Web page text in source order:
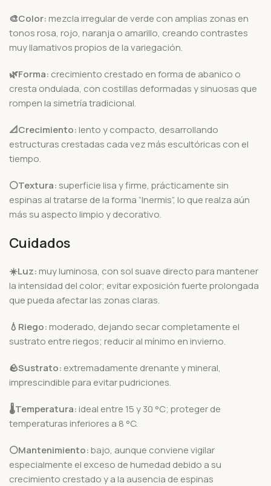
🎨Color: mezcla irregular de verde con amplias zonas en
tonos rosa, rojo, naranja o amarillo, creando contrastes
muy llamativos propios de la variegación.
🌿Forma: crecimiento crestado en forma de abanico o
cresta ondulada, con costillas deformadas y sinuosas que
rompen la simetría tradicional.
📐Crecimiento: lento y compacto, desarrollando
estructuras crestadas cada vez más escultóricas con el
tiempo.
⚪Textura: superficie lisa y firme, prácticamente sin
espinas al tratarse de la forma “Inermis”, lo que realza aún
más su aspecto limpio y decorativo.
Cuidados
☀️Luz: muy luminosa, con sol suave directo para mantener
la intensidad del color; evitar exposición fuerte prolongada
que pueda afectar las zonas claras.
💧Riego: moderado, dejando secar completamente el
sustrato entre riegos; reducir al mínimo en invierno.
🪨Sustrato: extremadamente drenante y mineral,
imprescindible para evitar pudriciones.
🌡️Temperatura: ideal entre 15 y 30 °C; proteger de
temperaturas inferiores a 8 °C.
⚪Mantenimiento:bajo, aunque conviene vigilar
especialmente el exceso de humedad debido a su
crecimiento crestado y a la ausencia de espinas